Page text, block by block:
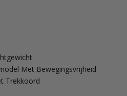
Met Bewegingsvrijheid
Trekkoord